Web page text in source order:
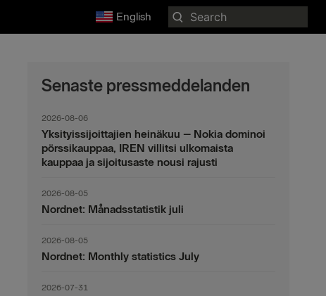
English
Search
for:
Senaste pressmeddelanden
2026-08-06
Yksityissijoittajien heinäkuu – Nokia dominoi
pörssikauppaa, IREN villitsi ulkomaista
kauppaa ja sijoitusaste nousi rajusti
2026-08-05
Nordnet: Månadsstatistik juli
2026-08-05
Nordnet: Monthly statistics July
2026-07-31